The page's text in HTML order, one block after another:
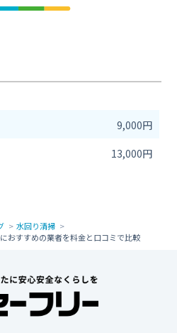
9,000円
13,000円
水回り清掃
おすすめの業者を料金と口コミで比較